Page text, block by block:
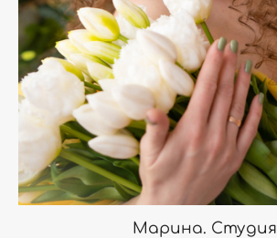
Марина. Студия